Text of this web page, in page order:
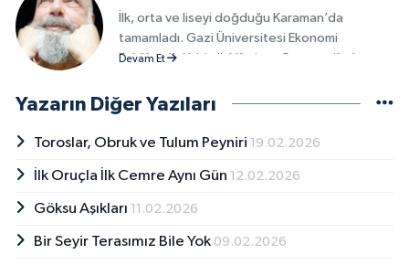
İlk, orta ve liseyi doğduğu Karaman’da
tamamladı. Gazi Üniversitesi Ekonomi
Fakültesi’ni bitirdi. Hürriyet Gazetesi’nde
Ankara Müdürlüğü ve idarecilik yaptı. Anadolu
Ajansı’nda muhabir, Yurt Haberler Müdürü,
Genel Müdür Yardımcısı, Haber Akademisi
Basın Kartı sahibi. Gazeteciler Cemiyeti üyesi.
hastalığından muzdarip. Evli, beş çocuk
Devam Et
Yazarın Diğer Yazıları
Toroslar, Obruk ve Tulum Peyniri 19.02.2026
İlk Oruçla İlk Cemre Aynı Gün 12.02.2026
Göksu Aşıkları 11.02.2026
Bir Seyir Terasımız Bile Yok 09.02.2026